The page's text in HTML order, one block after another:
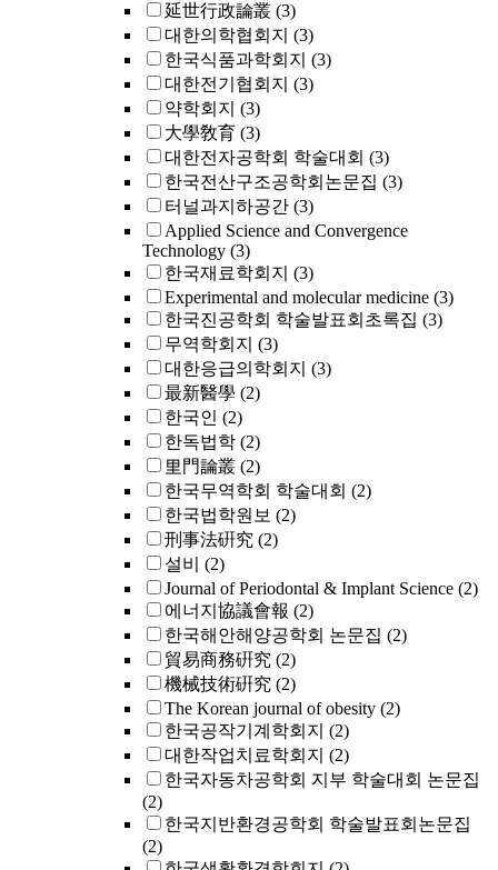
延世行政論叢 (3)
대한의학협회지 (3)
한국식품과학회지 (3)
대한전기협회지 (3)
약학회지 (3)
大學敎育 (3)
대한전자공학회 학술대회 (3)
한국전산구조공학회논문집 (3)
터널과지하공간 (3)
Applied Science and Convergence
Technology (3)
한국재료학회지 (3)
Experimental and molecular medicine (3)
한국진공학회 학술발표회초록집 (3)
무역학회지 (3)
대한응급의학회지 (3)
最新醫學 (2)
한국인 (2)
한독법학 (2)
里門論叢 (2)
한국무역학회 학술대회 (2)
한국법학원보 (2)
刑事法硏究 (2)
설비
(2)
Journal of Periodontal & Implant Science (2)
에너지協議會報 (2)
한국해안해양공학회 논문집 (2)
貿易商務硏究 (2)
機械技術硏究 (2)
The Korean journal of obesity (2)
한국공작기계학회지 (2)
대한작업치료학회지 (2)
한국자동차공학회 지부 학술대회 논문집
(2)
한국지반환경공학회 학술발표회논문집
(2)